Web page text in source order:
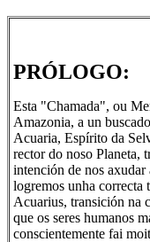
PRÓLOGO:
Esta "Chamada", ou
Amazonia, a un
Acuaria, Espírito da
rector do noso Planeta,
intención de nos axudar
logremos unha correcta
Acuarius, transición na
que os seres humanos
conscientemente fai